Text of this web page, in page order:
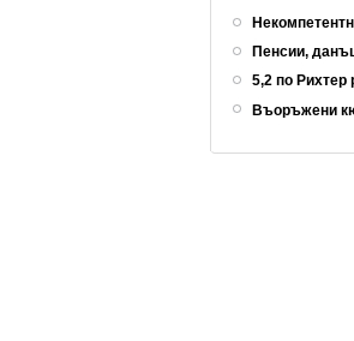
Пенсии,
5,2 по
Въоръжени